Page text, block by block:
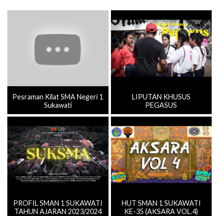
Pesraman Kilat SMA Negeri 1
Sukawati
LIPUTAN KHUSUS
PEGASUS
PROFIL SMAN 1 SUKAWATI
TAHUN AJARAN 2023/2024
HUT SMAN 1 SUKAWATI
KE-35 (AKSARA VOL.4)